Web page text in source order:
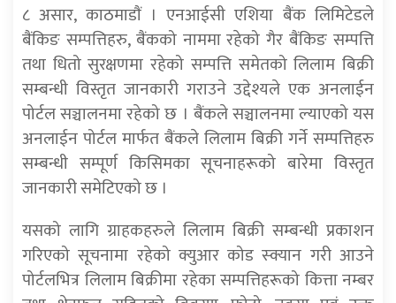
८ असार, काठमाडाैं । एनआईसी एशिया बैंक लिमिटेडले
बैंकिङ सम्पत्तिहरु, बैंकको नाममा रहेको गैर बैंकिङ सम्पत्ति
तथा धितो सुरक्षणमा रहेको सम्पत्ति समेतको लिलाम बिक्री
सम्बन्धी विस्तृत जानकारी गराउने उद्देश्यले एक अनलाईन
पोर्टल सञ्चालनमा रहेको छ । बैंकले सञ्चालनमा ल्याएको यस
अनलाईन पोर्टल मार्फत बैंकले लिलाम बिक्री गर्ने सम्पत्तिहरु
सम्बन्धी सम्पूर्ण किसिमका सूचनाहरूको बारेमा विस्तृत
जानकारी समेटिएको छ ।
यसको लागि ग्राहकहरुले लिलाम बिक्री सम्बन्धी प्रकाशन
गरिएको सूचनामा रहेको क्युआर कोड स्क्यान गरी आउने
पोर्टलभित्र लिलाम बिक्रीमा रहेका सम्पत्तिहरूको कित्ता नम्बर